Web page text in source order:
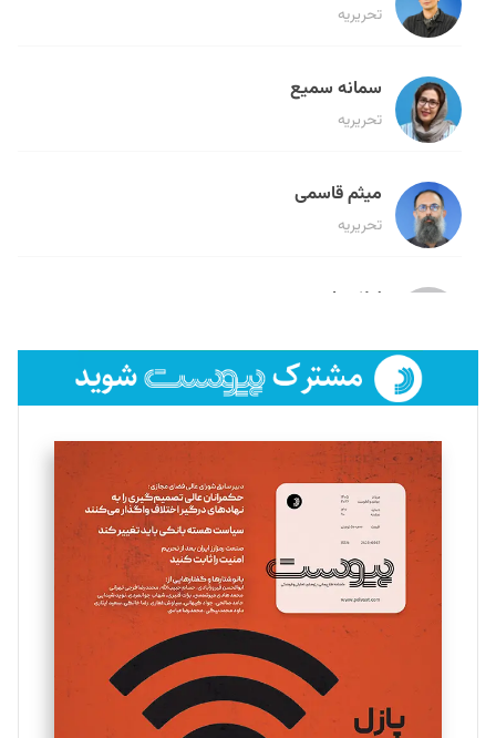
تحریریه
سمانه سمیع
تحریریه
میثم قاسمی
تحریریه
لیلا حنارود
فائزه فتحی رستمی
تحریریه
سروش کرمیان
تحریریه
مینا پاکدل
یسنا امان‌پور